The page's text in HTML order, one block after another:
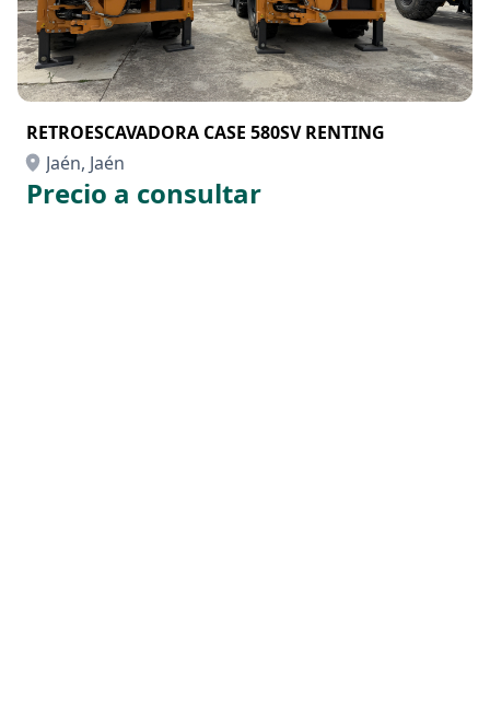
RETROESCAVADORA CASE 580SV RENTING
Jaén, Jaén
Precio a consultar